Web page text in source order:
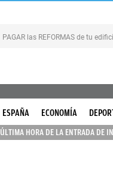
PAGAR las REFORMAS de tu
ESPAÑA ECONOMÍA
ÚLTIMA HORA DE LA ENTRADA DE